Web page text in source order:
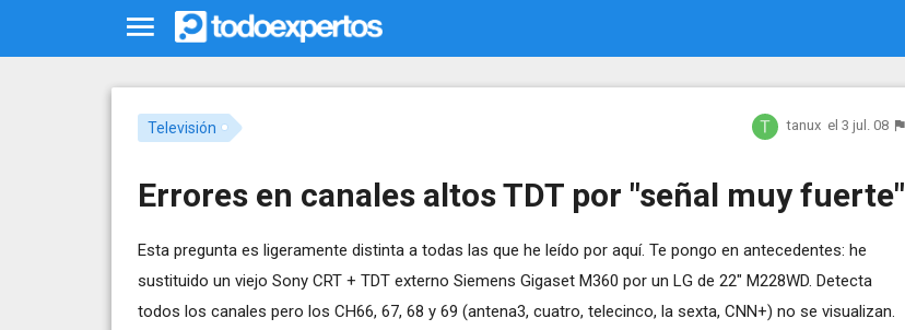
Televisión tanux el 3 jul. 08
Errores en canales altos TDT por "señal muy fuerte"
Esta pregunta es ligeramente distinta a todas las que he leído por aquí. Te pongo en antecedentes: he
sustituido un viejo Sony CRT + TDT externo Siemens Gigaset M360 por un LG de 22" M228WD. Detecta
todos los canales pero los CH66, 67, 68 y 69 (antena3, cuatro, telecinco, la sexta, CNN+) no se visualizan.